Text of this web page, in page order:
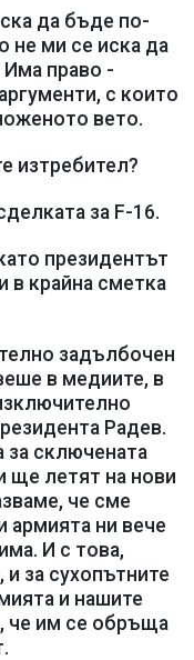
да бъде по-
не ми се иска да
Има право -
с които
вето.
изтребител?
за F-16.
президентът
в крайна сметка
задълбочен
в медиите, в
Радев.
за сключената
ще летят на нови
че сме
армията ни вече
И с това,
за сухопътните
и нашите
че им се обръща